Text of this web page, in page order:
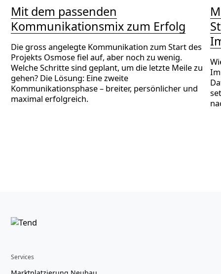
Mit dem passenden
Kommunikationsmix zum Erfolg
Die gross angelegte Kommunikation zum Start des
Projekts Osmose fiel auf, aber noch zu wenig.
Welche Schritte sind geplant, um die letzte Meile zu
gehen? Die Lösung: Eine zweite
Kommunikationsphase – breiter, persönlicher und
maximal erfolgreich.
Services